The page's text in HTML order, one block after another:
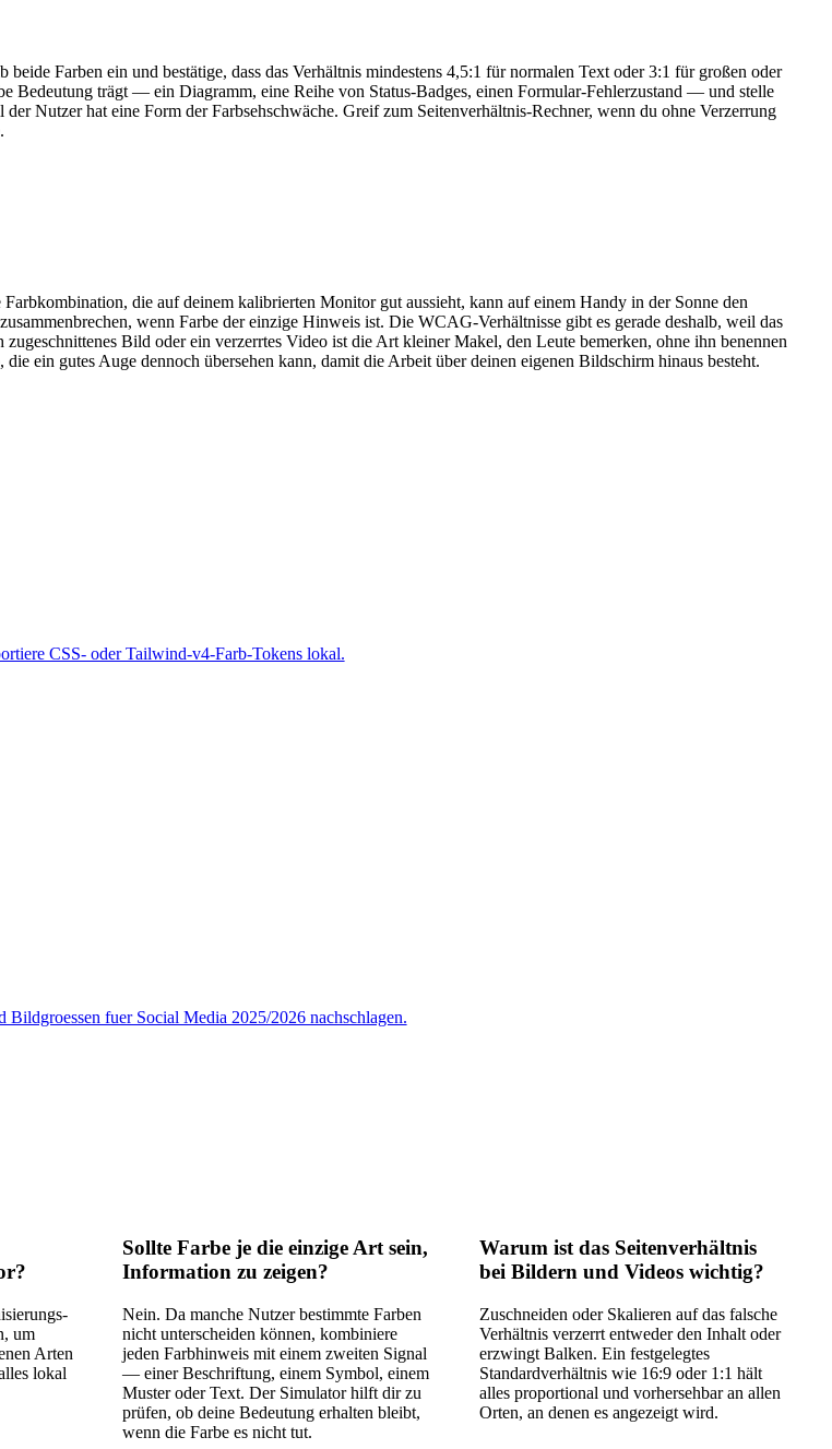
Farben ein und bestätige, dass das Verhältnis mindestens 4,5:1 für normalen Text oder 3:1 für großen oder
Bedeutung trägt — ein Diagramm, eine Reihe von Status-Badges, einen Formular-Fehlerzustand — und stelle
Nutzer hat eine Form der Farbsehschwäche. Greif zum Seitenverhältnis-Rechner, wenn du ohne Verzerrung
die auf deinem kalibrierten Monitor gut aussieht, kann auf einem Handy in der Sonne den
wenn Farbe der einzige Hinweis ist. Die WCAG-Verhältnisse gibt es gerade deshalb, weil das
Bild oder ein verzerrtes Video ist die Art kleiner Makel, den Leute bemerken, ohne ihn benennen
ein gutes Auge dennoch übersehen kann, damit die Arbeit über deinen eigenen Bildschirm hinaus besteht.
CSS- oder Tailwind-v4-Farb-Tokens lokal.
Bildgroessen fuer Social Media 2025/2026 nachschlagen.
um
Arten
lokal
Sollte Farbe je die einzige Art sein,
Information zu zeigen?
Nein. Da manche Nutzer bestimmte Farben
nicht unterscheiden können, kombiniere
jeden Farbhinweis mit einem zweiten Signal
— einer Beschriftung, einem Symbol, einem
Muster oder Text. Der Simulator hilft dir zu
prüfen, ob deine Bedeutung erhalten bleibt,
wenn die Farbe es nicht tut.
Warum ist das Seitenverhältnis
bei Bildern und Videos wichtig?
Zuschneiden oder Skalieren auf das falsche
Verhältnis verzerrt entweder den Inhalt oder
erzwingt Balken. Ein festgelegtes
Standardverhältnis wie 16:9 oder 1:1 hält
alles proportional und vorhersehbar an allen
Orten, an denen es angezeigt wird.